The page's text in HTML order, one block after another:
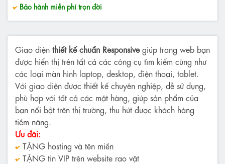
Bảo hành miễn phí trọn đời
Giao diện thiết kế chuẩn Responsivegiúp trang web bạn
được hiển thị trên tất cả các công cụ tìm kiếm cũng như
các loại màn hình laptop, desktop, điện thoại, tablet.
Với giao diện được thiết kế chuyên nghiệp, dễ sử dụng,
phù hợp với tất cả các mặt hàng, giúp sản phẩm của
bạn nổi bật trên thị trường, thu hút được khách hàng
tiềm năng.
Ưu đãi:
TẶNG hosting và tên miền
TẶNG tin VIP trên website rao vặt